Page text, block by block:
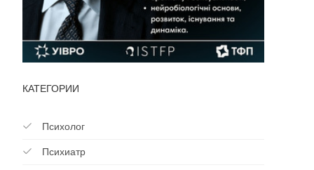
КАТЕГОРИИ
Психолог
Психиатр